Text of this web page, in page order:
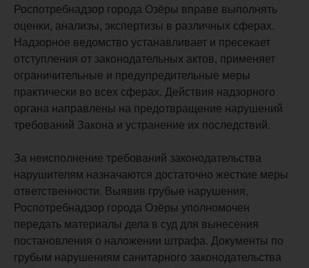
Роспотребнадзор города Озёры вправе выполнять
оценки, анализы, экспертизы в различных сферах.
Надзорное ведомство устанавливает и пресекает
отступления от законодательных актов, применяет
ограничительные и предупредительные меры
практически во всех сферах. Действия надзорного
органа направлены на предотвращение нарушений
требований Закона и устранение их последствий.
За неисполнение требований законодательства
нарушителям назначаются достаточно жесткие меры
ответственности. Выявив грубые нарушения,
Роспотребнадзор города Озёры уполномочен
передать материалы дела в суд для вынесения
постановления о наложении штрафа. Документы по
грубым нарушениям санитарного законодательства